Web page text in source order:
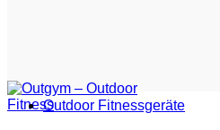
Outdoor Fitnessgeräte